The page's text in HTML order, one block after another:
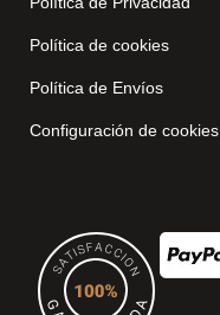
Política de cookies
Política de Envíos
Configuración de cookies